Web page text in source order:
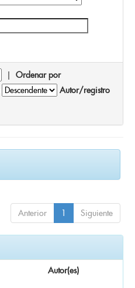
| Ordenar por
Autor/registro
Anterior 1 Siguiente
Autor(es)